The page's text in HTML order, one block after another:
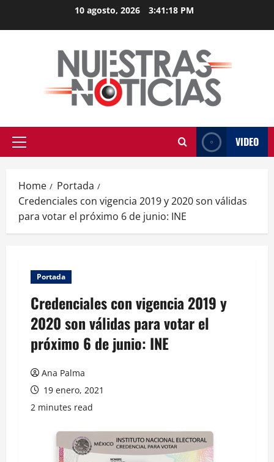
10 agosto, 2026 3:41:19 PM
Primary
VIDEO
Home
Portada
Credenciales con vigencia 2019 y 2020 son válidas
para votar el próximo 6 de junio: INE
Portada
Credenciales con vigencia 2019 y
2020 son válidas para votar el
próximo 6 de junio: INE
Ana Palma
19 enero, 2021
2 minutes read